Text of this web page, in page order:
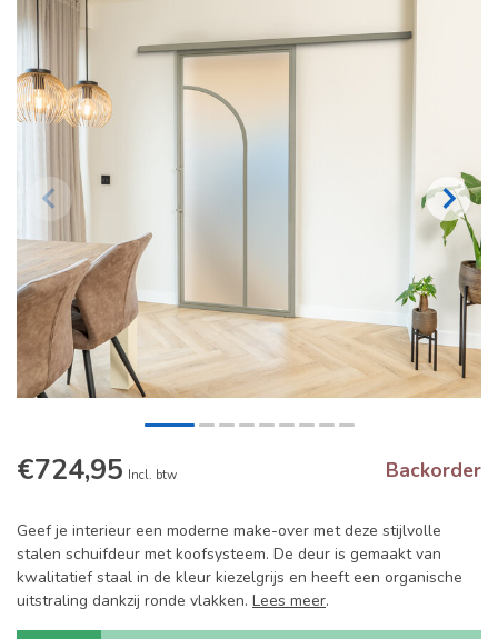
€724,95 Incl. btw Backorder
Geef je interieur een moderne make-over met deze stijlvolle
stalen schuifdeur met koofsysteem. De deur is gemaakt van
kwalitatief staal in de kleur kiezelgrijs en heeft een organische
uitstraling dankzij ronde vlakken. Lees meer.